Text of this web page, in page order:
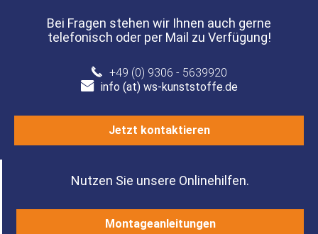
Bei Fragen stehen wir Ihnen auch gerne
telefonisch oder per Mail zu Verfügung!
+49 (0) 9306 - 5639920
info (at) ws-kunststoffe.de
Jetzt kontaktieren
Nutzen Sie unsere Onlinehilfen.
Montageanleitungen